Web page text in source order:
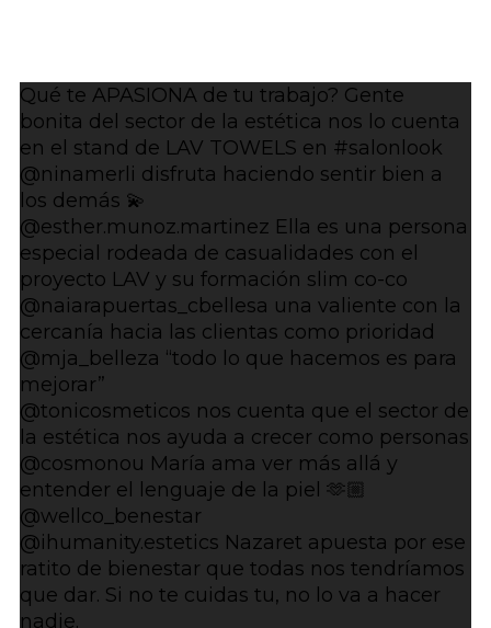
Qué te APASIONA de tu trabajo? Gente
bonita del sector de la estética nos lo cuenta
en el stand de LAV TOWELS en #salonlook
@ninamerli disfruta haciendo sentir bien a
los demás 💫
@esther.munoz.martinez Ella es una persona
especial rodeada de casualidades con el
proyecto LAV y su formación slim co-co
@naiarapuertas_cbellesa una valiente con la
cercanía hacia las clientas como prioridad
@mja_belleza “todo lo que hacemos es para
mejorar”
@tonicosmeticos nos cuenta que el sector de
la estética nos ayuda a crecer como personas
@cosmonou María ama ver más allá y
entender el lenguaje de la piel 🫶🏼
@wellco_benestar
@ihumanity.estetics Nazaret apuesta por ese
ratito de bienestar que todas nos tendríamos
que dar. Si no te cuidas tu, no lo va a hacer
nadie.